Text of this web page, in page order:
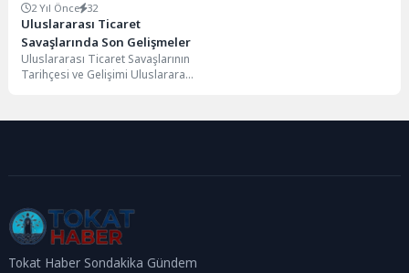
2 Yıl Önce 32
Uluslararası Ticaret
Savaşlarında Son Gelişmeler
Uluslararası Ticaret Savaşlarının
Tarihçesi ve Gelişimi Uluslararası
ekonomik...
Tokat Haber Sondakika Gündem